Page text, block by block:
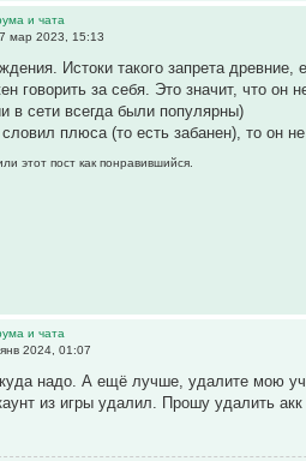
и чата
мар 2023, 15:13
Истоки такого запрета
говорить за себя. Это значит, что он
в сети всегда были популярны)
плюса (то есть забанен), то он
этот пост как понравившийся.
и чата
2024, 01:07
надо. А ещё лучше, удалите мою
из игры удалил. Прошу удалить